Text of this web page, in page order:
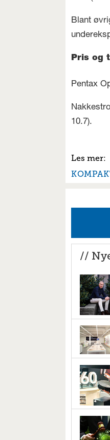
Blant
Pris og
Pentax
10.7).
//